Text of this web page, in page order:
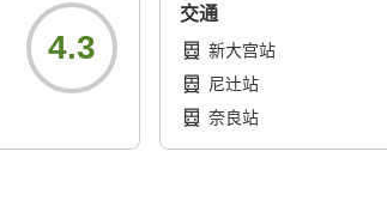
4.3
交通
新大宫站
尼辻站
奈良站